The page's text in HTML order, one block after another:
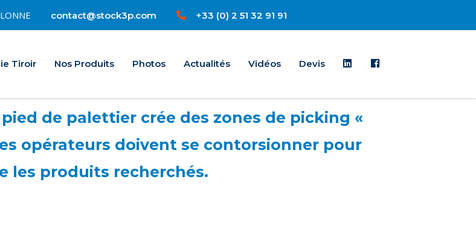
contact@stock3p.com +33 (0) 2 51 32 91 91
Tiroir Nos Produits Photos Actualités Vidéos Devis Linkedin
de palettier crée des zones de picking «
opérateurs doivent se contorsionner pour
les produits recherchés.